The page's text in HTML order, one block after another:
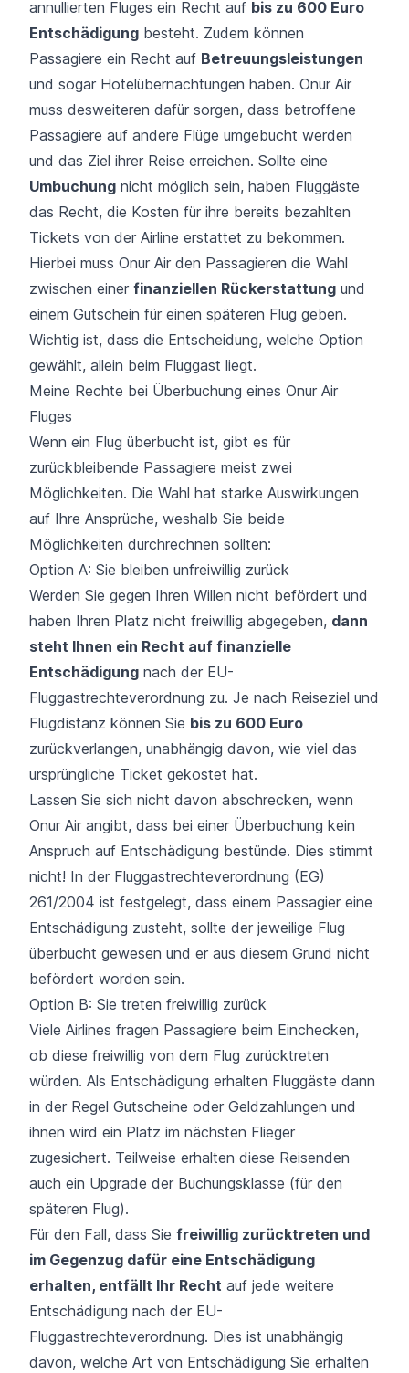
annullierten Fluges ein Recht auf bis zu 600 Euro
Entschädigung besteht. Zudem können
Passagiere ein Recht auf Betreuungsleistungen
und sogar Hotelübernachtungen haben. Onur Air
muss desweiteren dafür sorgen, dass betroffene
Passagiere auf andere Flüge umgebucht werden
und das Ziel ihrer Reise erreichen. Sollte eine
Umbuchung nicht möglich sein, haben Fluggäste
das Recht, die Kosten für ihre bereits bezahlten
Tickets von der Airline erstattet zu bekommen.
Hierbei muss Onur Air den Passagieren die Wahl
zwischen einer finanziellen Rückerstattung und
einem Gutschein für einen späteren Flug geben.
Wichtig ist, dass die Entscheidung, welche Option
gewählt, allein beim Fluggast liegt.
Meine Rechte bei Überbuchung eines Onur Air
Fluges
Wenn ein Flug überbucht ist, gibt es für
zurückbleibende Passagiere meist zwei
Möglichkeiten. Die Wahl hat starke Auswirkungen
auf Ihre Ansprüche, weshalb Sie beide
Möglichkeiten durchrechnen sollten:
Option A: Sie bleiben unfreiwillig zurück
Werden Sie gegen Ihren Willen nicht befördert und
haben Ihren Platz nicht freiwillig abgegeben, dann
steht Ihnen ein Recht auf finanzielle
Entschädigung nach der EU-
Fluggastrechteverordnung zu. Je nach Reiseziel und
Flugdistanz können Sie bis zu 600 Euro
zurückverlangen, unabhängig davon, wie viel das
ursprüngliche Ticket gekostet hat.
Lassen Sie sich nicht davon abschrecken, wenn
Onur Air angibt, dass bei einer Überbuchung kein
Anspruch auf Entschädigung bestünde. Dies stimmt
nicht! In der Fluggastrechteverordnung (EG)
261/2004 ist festgelegt, dass einem Passagier eine
Entschädigung zusteht, sollte der jeweilige Flug
überbucht gewesen und er aus diesem Grund nicht
befördert worden sein.
Option B: Sie treten freiwillig zurück
Viele Airlines fragen Passagiere beim Einchecken,
ob diese freiwillig von dem Flug zurücktreten
würden. Als Entschädigung erhalten Fluggäste dann
in der Regel Gutscheine oder Geldzahlungen und
ihnen wird ein Platz im nächsten Flieger
zugesichert. Teilweise erhalten diese Reisenden
auch ein Upgrade der Buchungsklasse (für den
späteren Flug).
Für den Fall, dass Sie freiwillig zurücktreten und
im Gegenzug dafür eine Entschädigung
erhalten, entfällt Ihr Recht auf jede weitere
Entschädigung nach der EU-
Fluggastrechteverordnung. Dies ist unabhängig
davon, welche Art von Entschädigung Sie erhalten